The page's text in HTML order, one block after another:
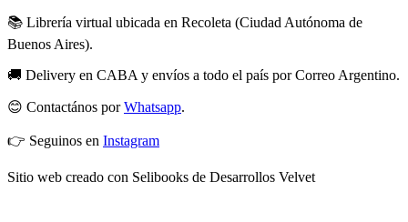
📚 Librería virtual ubicada en Recoleta (Ciudad Autónoma de
Buenos Aires).
🚚 Delivery en CABA y envíos a todo el país por Correo Argentino.
😊 Contactános porWhatsapp.
👉 Seguinos en Instagram
Sitio web creado con Selibooks de Desarrollos Velvet